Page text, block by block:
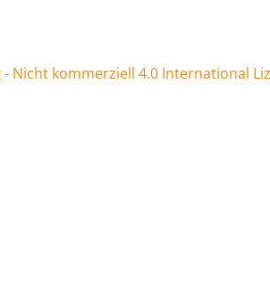
Nicht kommerziell 4.0 International